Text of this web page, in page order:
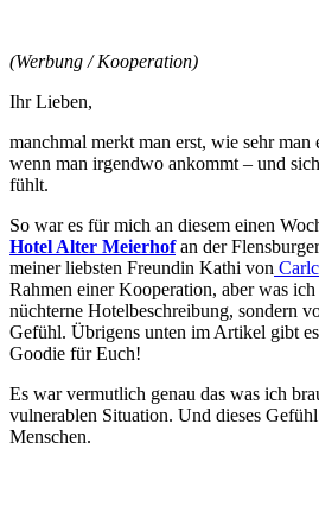
(Werbung / Kooperation)
Ihr Lieben,
manchmal merkt man erst, wie sehr man
wenn man irgendwo ankommt – und
fühlt.
So war es für mich an diesem einen
Hotel Alter Meierhofan der
meiner liebsten Freundin Kathi von
Rahmen einer Kooperation, aber was
nüchterne Hotelbeschreibung, sondern
Gefühl. Übrigens unten im Artikel gibt
Goodie für Euch!
Es war vermutlich genau das was ich
vulnerablen Situation. Und dieses
Menschen.